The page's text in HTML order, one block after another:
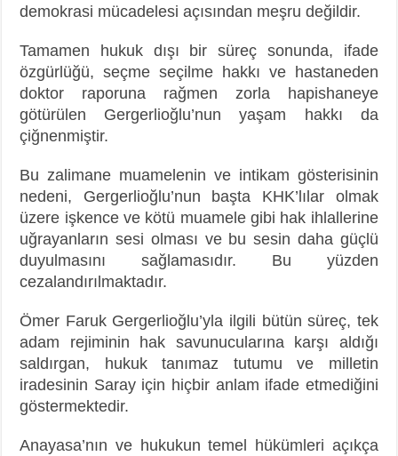
demokrasi mücadelesi açısından meşru değildir.
Tamamen hukuk dışı bir süreç sonunda, ifade
özgürlüğü, seçme seçilme hakkı ve hastaneden
doktor raporuna rağmen zorla hapishaneye
götürülen Gergerlioğlu’nun yaşam hakkı da
çiğnenmiştir.
Bu zalimane muamelenin ve intikam gösterisinin
nedeni, Gergerlioğlu’nun başta KHK’lılar olmak
üzere işkence ve kötü muamele gibi hak ihlallerine
uğrayanların sesi olması ve bu sesin daha güçlü
duyulmasını sağlamasıdır. Bu yüzden
cezalandırılmaktadır.
Ömer Faruk Gergerlioğlu’yla ilgili bütün süreç, tek
adam rejiminin hak savunucularına karşı aldığı
saldırgan, hukuk tanımaz tutumu ve milletin
iradesinin Saray için hiçbir anlam ifade etmediğini
göstermektedir.
Anayasa’nın ve hukukun temel hükümleri açıkça